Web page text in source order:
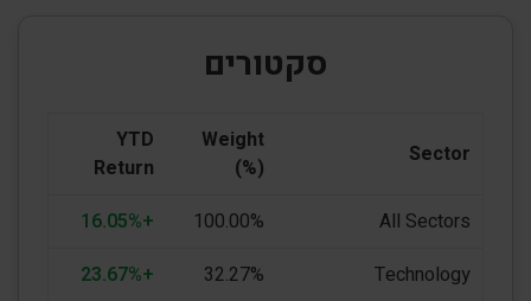
סקטורים
Sector
Weight
(%)
YTD
Return
All Sectors
100.00%
+16.05%
Technology
32.27%
+23.67%